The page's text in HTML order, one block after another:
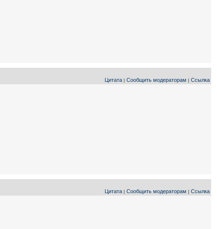
Цитата | Сообщить модераторам | Ссылка
Цитата | Сообщить модераторам | Ссылка